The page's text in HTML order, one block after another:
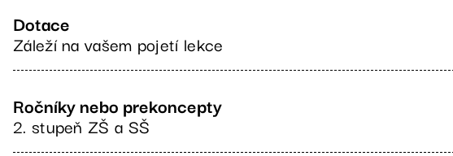
Dotace
Záleží na vašem pojetí lekce
Ročníky nebo prekoncepty
2. stupeň ZŠ a SŠ